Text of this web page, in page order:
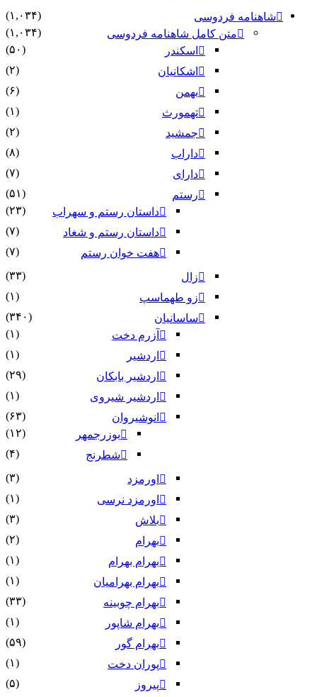
شاهنامه فردوسی
(۱,۰۳۴)
متن کامل شاهنامه فردوسی
(۱,۰۳۴)
اسکندر
(۵۰)
اشکانیان
(۲)
بهمن
(۶)
تهمورث
(۱)
جمشید
(۲)
داراب
(۸)
دارای
(۷)
رستم
(۵۱)
داستان رستم و سهراب
(۲۳)
داستان رستم و شغاد
(۷)
هفت خوان رستم‏
(۷)
زال
(۳۳)
زو طهماسپ‏
(۱)
ساسانیان
(۳۴۰)
آزرم دخت
(۱)
اردشیر
(۱)
اردشیر بابکان
(۲۹)
اردشیر شیروی
(۱)
انوشیروان
(۶۳)
بوزرجمهر
(۱۲)
شطرنج
(۴)
اورمزد
(۳)
اورمزد نرسى‏
(۱)
بلاش
(۳)
بهرام
(۲)
بهرام بهرام
(۱)
بهرام بهرامیان‏
(۱)
بهرام چوبینه
(۳۳)
بهرام شاپور
(۱)
بهرام گور
(۵۹)
پوران دخت
(۱)
پیروز
(۵)